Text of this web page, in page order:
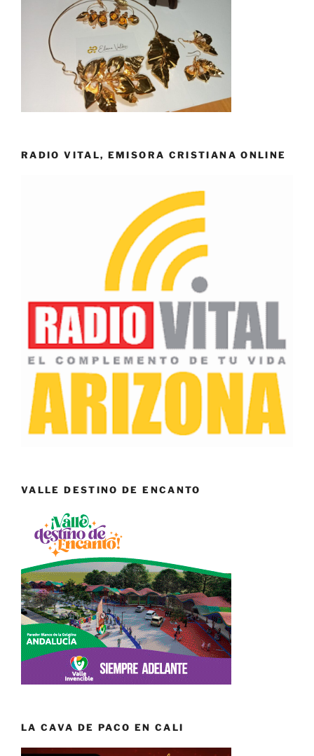
RADIO VITAL, EMISORA CRISTIANA ONLINE
VALLE DESTINO DE ENCANTO
LA CAVA DE PACO EN CALI